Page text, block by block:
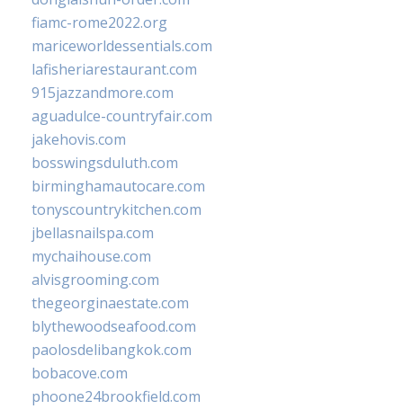
fiamc-rome2022.org
mariceworldessentials.com
lafisheriarestaurant.com
915jazzandmore.com
aguadulce-countryfair.com
jakehovis.com
bosswingsduluth.com
birminghamautocare.com
tonyscountrykitchen.com
jbellasnailspa.com
mychaihouse.com
alvisgrooming.com
thegeorginaestate.com
blythewoodseafood.com
paolosdelibangkok.com
bobacove.com
phoone24brookfield.com